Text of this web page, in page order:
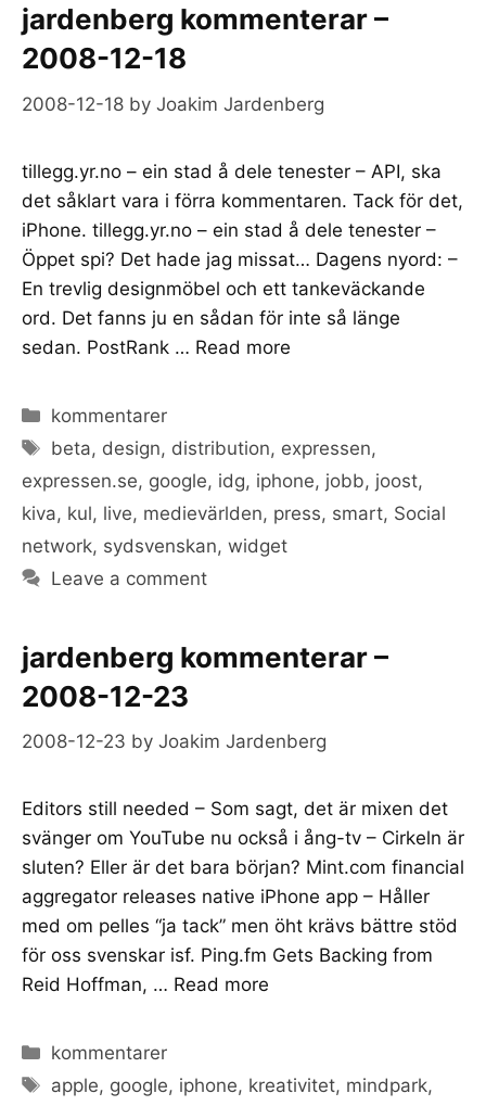
jardenberg kommenterar –
2008-12-18
2008-12-18 by Joakim Jardenberg
tillegg.yr.no – ein stad å dele tenester – API, ska
det såklart vara i förra kommentaren. Tack för det,
iPhone. tillegg.yr.no – ein stad å dele tenester –
Öppet spi? Det hade jag missat… Dagens nyord: –
En trevlig designmöbel och ett tankeväckande
ord. Det fanns ju en sådan för inte så länge
sedan. PostRank … Read more
Categories
kommentarer
Tags
beta, design, distribution, expressen,
expressen.se, google, idg, iphone, jobb, joost,
kiva, kul, live, medievärlden, press, smart, Social
network, sydsvenskan, widget
Leave a comment
jardenberg kommenterar –
2008-12-23
2008-12-23 by Joakim Jardenberg
Editors still needed – Som sagt, det är mixen det
svänger om YouTube nu också i ång-tv – Cirkeln är
sluten? Eller är det bara början? Mint.com financial
aggregator releases native iPhone app – Håller
med om pelles “ja tack” men öht krävs bättre stöd
för oss svenskar isf. Ping.fm Gets Backing from
Reid Hoffman, … Read more
Categories
kommentarer
Tags
apple, google, iphone, kreativitet, mindpark,